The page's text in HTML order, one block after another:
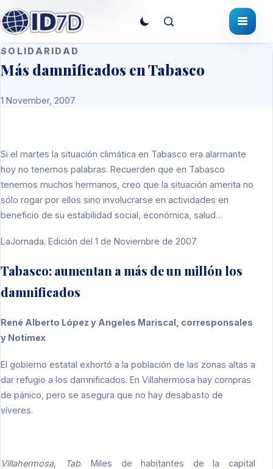
SOLIDARIDAD
Más damnificados en Tabasco
1 November, 2007
Si el martes la situación climática en Tabasco era alarmante
hoy no tenemos palabras. Recuerden que en Tabasco
tenemos muchos hermanos, creo que la situación amerita no
sólo rogar por ellos sino involucrarse en actividades en
beneficio de su estabilidad social, económica, salud…
LaJornada. Edición del 1 de Noviembre de 2007.
Tabasco: aumentan a más de un millón los
damnificados
René Alberto López y Angeles Mariscal, corresponsales
y Notimex
El gobierno estatal exhortó a la población de las zonas altas a
dar refugio a los damnificados. En Villahermosa hay compras
de pánico, pero se asegura que no hay desabasto de
víveres.
Villahermosa, Tab. Miles de habitantes de la capital